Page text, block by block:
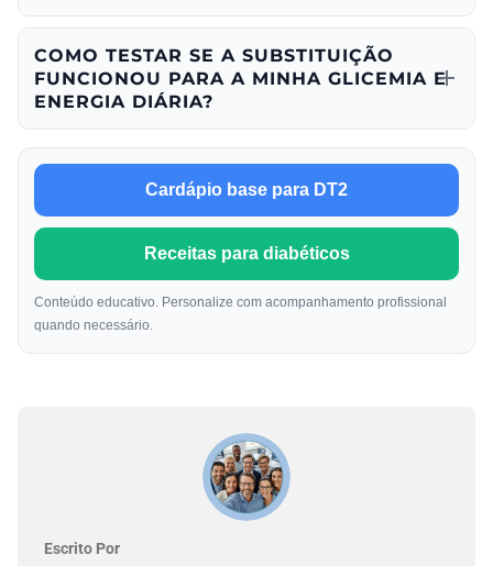
COMO TESTAR SE A SUBSTITUIÇÃO
FUNCIONOU PARA A MINHA GLICEMIA E
ENERGIA DIÁRIA?
Cardápio base para DT2
Receitas para diabéticos
Conteúdo educativo. Personalize com acompanhamento profissional
quando necessário.
Escrito Por